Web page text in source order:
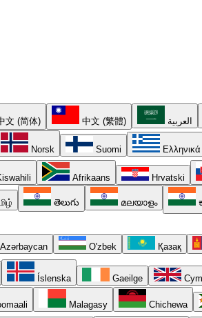
文 (简体) 中文 (繁體) العربية
Norsk Suomi Ελληνικά
Afrikaans Hrvatski
తెలుగు മലയാളം
Azərbaycan O'zbek Қазақ
Íslenska Gaeilge
Malagasy Chichewa